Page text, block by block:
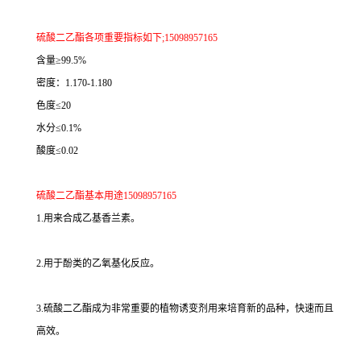
硫酸二乙酯各项重要指标如下;15098957165
含量≥99.5%
密度：1.170-1.180
色度≤20
水分≤0.1%
酸度≤0.02
硫酸二乙酯基本用途15098957165
1.用来合成乙基香兰素。
2.用于酚类的乙氧基化反应。
3.硫酸二乙酯成为非常重要的植物诱变剂用来培育新的品种，快速而且
高效。